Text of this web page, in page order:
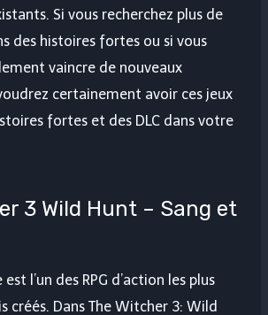
Si vous recherchez plus de
des histoires fortes ou si vous
vaincre de nouveaux
certainement avoir ces jeux
fortes et des DLC dans votre
3 Wild Hunt – Sang et
l’un des RPG d’action les plus
créés. Dans The Witcher 3: Wild